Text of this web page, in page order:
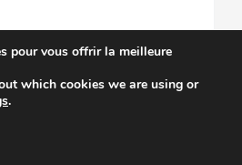
pour vous offrir la meilleure
which cookies we are using or
.